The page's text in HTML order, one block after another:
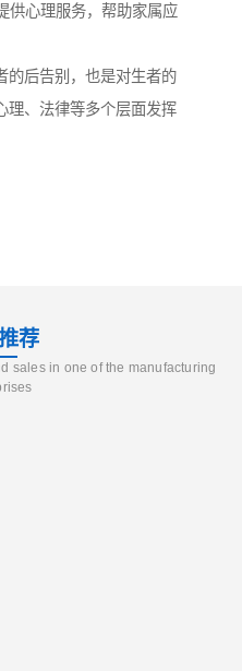
供心理服务，帮助家属应
的后告别，也是对生者的
理、法律等多个层面发挥
荐
sales in one of the manufacturing